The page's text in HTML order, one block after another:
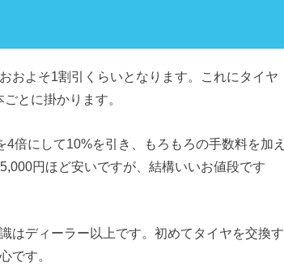
およそ1割引くらいとなります。これにタイヤ
とに掛かります。
倍にして10%を引き、もろもろの手数料を加え
円ほど安いですが、結構いいお値段です
はディーラー以上です。初めてタイヤを交換す
です。